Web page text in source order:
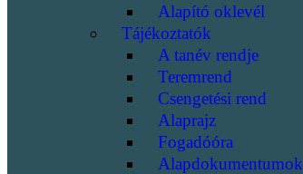
Alapító oklevél
Tájékoztatók
A tanév rendje
Teremrend
Csengetési rend
Alaprajz
Fogadóóra
Alapdokumentumok